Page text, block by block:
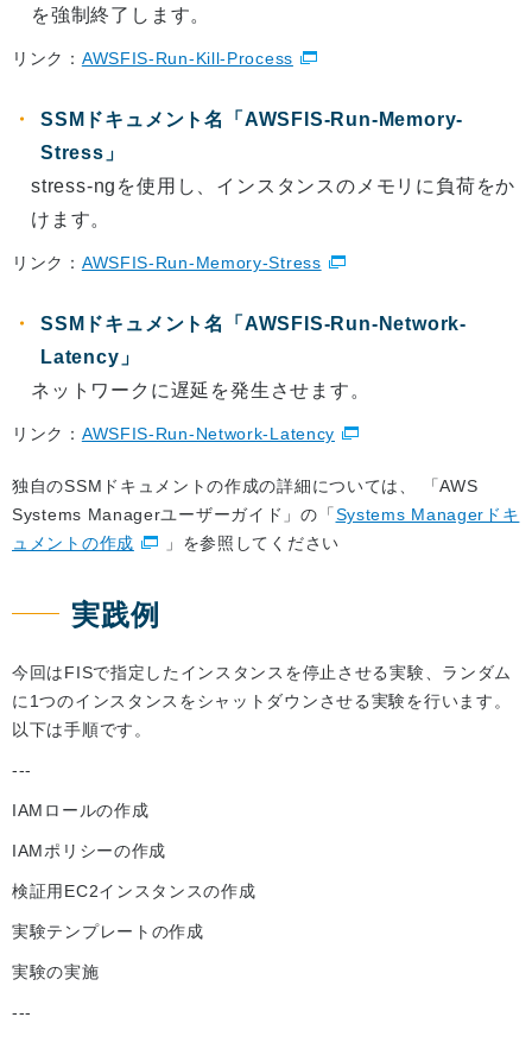
を強制終了します。
リンク： AWSFIS-Run-Kill-Process
SSMドキュメント名「AWSFIS-Run-Memory-
Stress」
stress-ngを使用し、インスタンスのメモリに負荷をか
けます。
リンク： AWSFIS-Run-Memory-Stress
SSMドキュメント名「AWSFIS-Run-Network-
Latency」
ネットワークに遅延を発生させます。
リンク： AWSFIS-Run-Network-Latency
独自のSSMドキュメントの作成の詳細については、 「AWS
Systems Managerユーザーガイド」の「Systems Managerドキ
ュメントの作成
」を参照してください
実践例
今回はFISで指定したインスタンスを停止させる実験、ランダム
に1つのインスタンスをシャットダウンさせる実験を行います。
以下は手順です。
---
IAMロールの作成
IAMポリシーの作成
検証用EC2インスタンスの作成
実験テンプレートの作成
実験の実施
---